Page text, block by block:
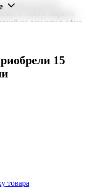
чтобы вы могли
В нашем маркете
на дом или в офис
Если вам важно
доставки обеспечит
и сколько стоит
15
товара